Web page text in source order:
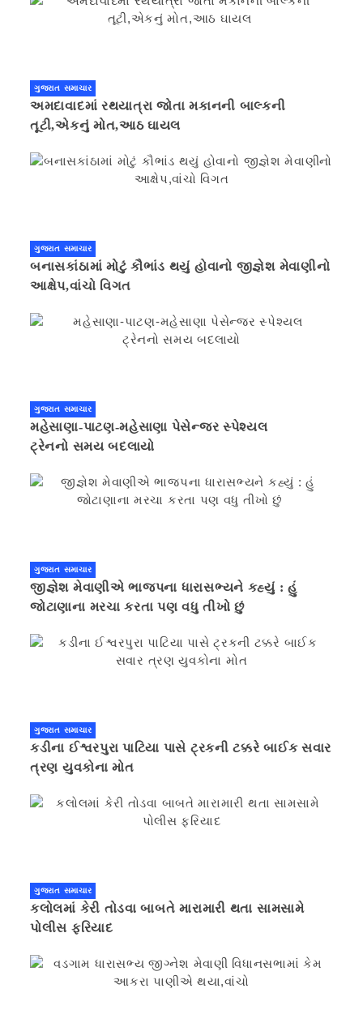
ગુજરાત સમાચાર
અમદાવાદમાં રથયાત્રા જોતા મકાનની બાલ્કની
તૂટી,એકનું મોત,આઠ ઘાયલ
ગુજરાત સમાચાર
બનાસકાંઠામાં મોટું કૌભાંડ થયું હોવાનો જીજ્ઞેશ મેવાણીનો
આક્ષેપ,વાંચો વિગત
ગુજરાત સમાચાર
મહેસાણા-પાટણ-મહેસાણા પેસેન્જર સ્પેશ્યલ
ટ્રેનનો સમય બદલાયો
ગુજરાત સમાચાર
જીજ્ઞેશ મેવાણીએ ભાજપના ધારાસભ્યને કહ્યું : હું
જોટાણાના મરચા કરતા પણ વધુ તીખો છું
ગુજરાત સમાચાર
કડીના ઈશ્વરપુરા પાટિયા પાસે ટ્રકની ટક્કરે બાઈક સવાર
ત્રણ યુવકોના મોત
ગુજરાત સમાચાર
કલોલમાં કેરી તોડવા બાબતે મારામારી થતા સામસામે
પોલીસ ફરિયાદ